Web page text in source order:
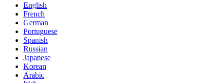
English
French
German
Portuguese
Spanish
Russian
Japanese
Korean
Arabic